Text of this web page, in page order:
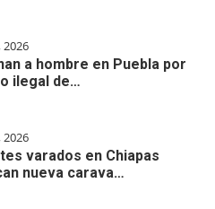
2026
a hombre en Puebla por
ilegal de…
2026
varados en Chiapas
nueva carava…